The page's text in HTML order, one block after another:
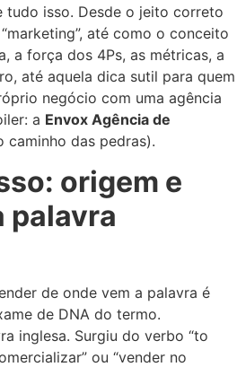
tudo isso. Desde o jeito correto
até como o conceito
a força dos 4Ps, as métricas, a
até aquela dica sutil para quem
negócio com uma agência
a Envox Agência de
caminho das pedras).
origem e
palavra
de onde vem a palavra é
de DNA do termo.
inglesa. Surgiu do verbo “to
ou “vender no